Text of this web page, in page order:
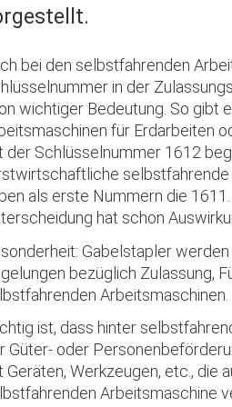
bei den selbstfahrenden
in der
wichtiger Bedeutung. So gibt
für Erdarbeiten
der Schlüsselnummer 1612
selbstfahrende
als erste Nummern die
hat schon
Gabelstapler
bezüglich Zulassung,
Arbeitsmaschinen.
ist, dass hinter
Güter- oder
Geräten, Werkzeugen, etc.,
Arbeitsmaschine